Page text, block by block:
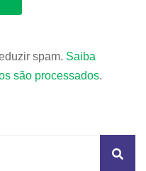
spam. Saiba
são processados.